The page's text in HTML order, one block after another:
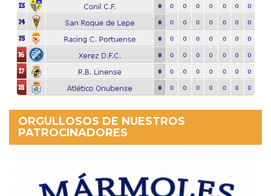
ORGULLOSOS DE NUESTROS
PATROCINADORES